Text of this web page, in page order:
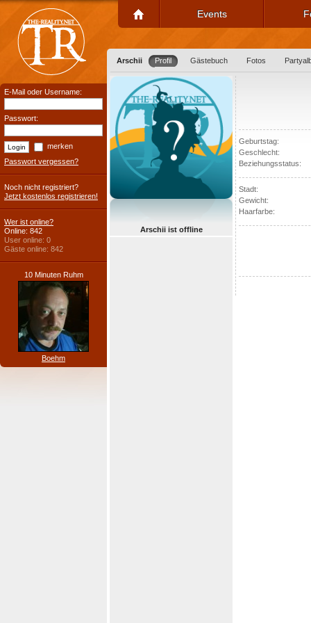
Events
Arschii Profil Gästebuch Fotos
Arschii ist offline
Geburtstag:
Geschlecht:
Beziehungsstatus:
Stadt:
Gewicht:
Haarfarbe:
E-Mail oder Username:
Passwort:
merken
Passwort vergessen?
Noch nicht registriert?
Jetzt kostenlos registrieren!
Wer ist online?
Online: 842
User online: 0
Gäste online: 842
10 Minuten Ruhm
Boehm